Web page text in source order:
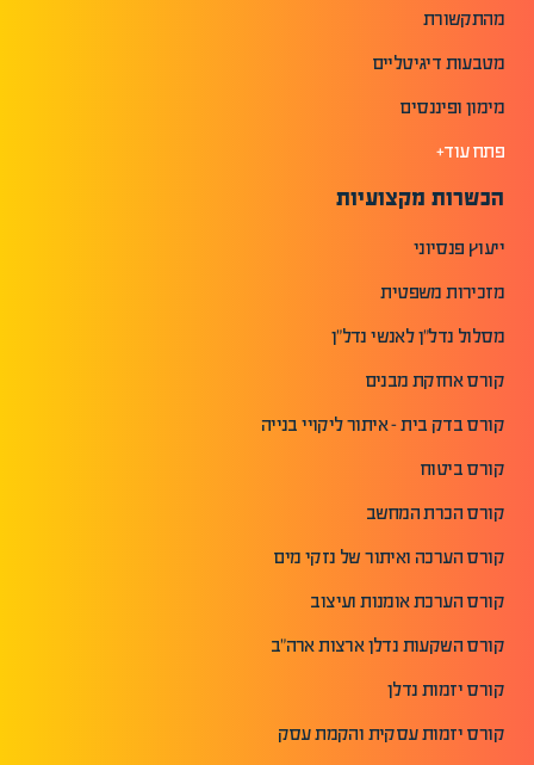
מהתקשורת
מטבעות דיגיטליים
מימון ופיננסים
פתח עוד+
הכשרות מקצועיות
ייעוץ פנסיוני
מזכירות משפטית
מסלול נדל"ן לאנשי נדל"ן
קורס אחזקת מבנים
קורס בדק בית - איתור ליקויי בנייה
קורס ביטוח
קורס הכרת המחשב
קורס הערכה ואיתור של נזקי מים
קורס הערכת אומנות ועיצוב
קורס השקעות נדלן ארצות ארה"ב
קורס יזמות נדלן
קורס יזמות עסקית והקמת עסק